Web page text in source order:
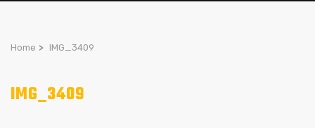
Home > IMG_3409
IMG_3409